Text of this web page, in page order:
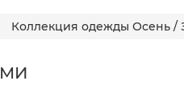
Коллекция одежды Осень /